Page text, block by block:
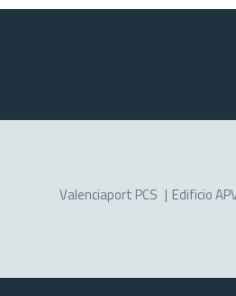
Valenciaport PCS
Edificio